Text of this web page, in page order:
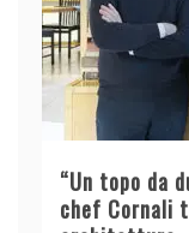
“Un topo da
chef Cornali